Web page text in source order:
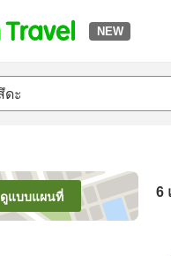
NEW
ดูแบบแผนที่ 6